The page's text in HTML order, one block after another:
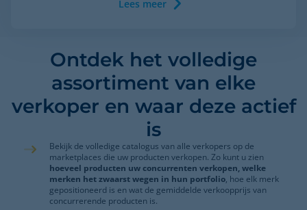
Lees meer
Ontdek het volledige
assortiment van elke
verkoper en waar deze actief
is
Bekijk de volledige catalogus van alle verkopers op de
marketplaces die uw producten verkopen. Zo kunt u zien
hoeveel producten uw concurrenten verkopen, welke
merken het zwaarst wegen in hun portfolio, hoe elk merk
gepositioneerd is en wat de gemiddelde verkoopprijs van
concurrerende producten is.